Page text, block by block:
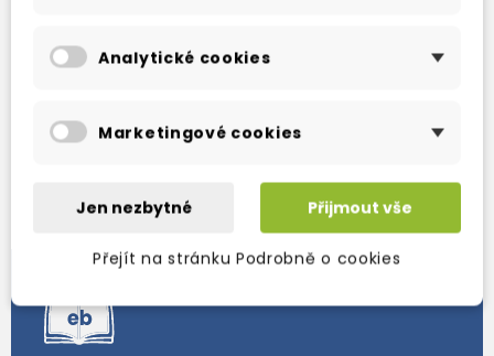
Zobrazení 1-1 z 1 položek
Analytické cookies
Marketingové cookies
Jen nezbytné Přijmout vše
Přejít na stránku Podrobně o cookies